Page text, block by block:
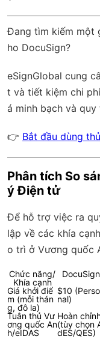
Đang tìm kiếm một
ho DocuSign?
eSignGlobal cung
t và tiết kiệm chi
á minh bạch và
👉 Bắt đầu dùng
Phân tích So
ý Điện tử
Để hỗ trợ việc ra
lập về các khía
o trì ở Vương quốc
Chức năng/
Khía cạnh
DocuSign
Giá khởi điể
m (mỗi thán
g, đô la)
$10 (Perso
nal)
Tuân thủ Vư
ơng quốc An
h/eIDAS
Hoàn
(tùy chọn
dES/QES)